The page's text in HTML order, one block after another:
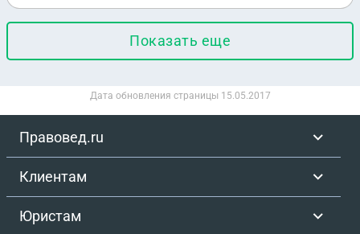
Показать еще
Дата обновления страницы 15.05.2017
Правовед.ru
Клиентам
Юристам